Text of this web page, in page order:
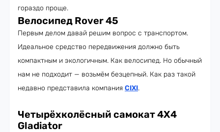
гораздо проще.
Велосипед Rover 45
Первым делом давай решим вопрос с транспортом.
Идеальное средство передвижения должно быть
компактным и экологичным. Как велосипед. Но обычный
нам не подходит — возьмём безцепный. Как раз такой
недавно представила компания CIXI.
Четырёхколёсный самокат 4X4
Gladiator